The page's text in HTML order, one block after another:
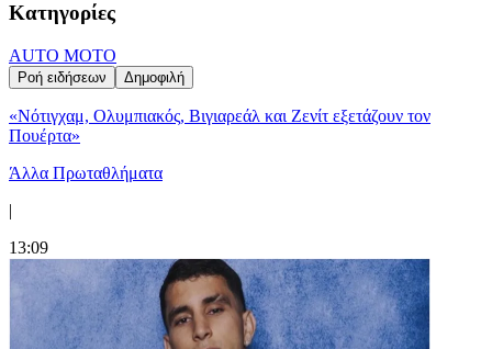
Κατηγορίες
AUTO MOTO
Ροή ειδήσεων Δημοφιλή
«Νότιγχαμ, Ολυμπιακός, Βιγιαρεάλ και Ζενίτ εξετάζουν τον
Πουέρτα»
Άλλα Πρωταθλήματα
|
13:09